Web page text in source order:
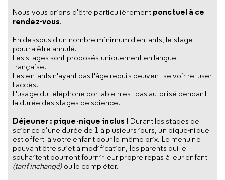
Nous vous prions d'être particulièrement ponctuel à ce
rendez-vous.
En dessous d'un nombre minimum d'enfants, le stage
pourra être annulé.
Les stages sont proposés uniquement en langue
française.
Les enfants n'ayant pas l'âge requis peuvent se voir refuser
l'accès.
L'usage du téléphone portable n'est pas autorisé pendant
la durée des stages de science.
Déjeuner : pique-nique inclus ! Durant les stages de
science d’une durée de 1 à plusieurs jours, un pique-nique
est offert à votre enfant pour le même prix. Le menu ne
pouvant être sujet à modification, les parents qui le
souhaitent pourront fournir leur propre repas à leur enfant
(tarif inchangé) ou le compléter.